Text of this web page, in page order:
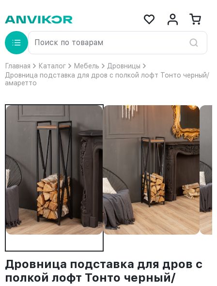
Главная Каталог Мебель
Дровницы
Дровница подставка для дров с полкой лофт Тонто черный/
амаретто
Дровница подставка для дров с
полкой лофт Тонто черный/